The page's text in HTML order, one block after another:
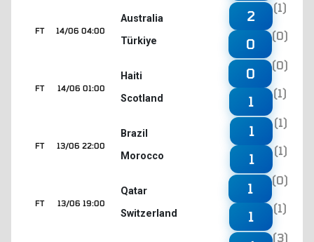
14/06 04:00
FT
Australia
Türkiye
2
(1)
0
(0)
14/06 01:00
FT
Haiti
Scotland
0
(0)
1
(1)
13/06 22:00
FT
Brazil
Morocco
1
(1)
1
(1)
13/06 19:00
FT
Qatar
Switzerland
1
(0)
1
(1)
(3)